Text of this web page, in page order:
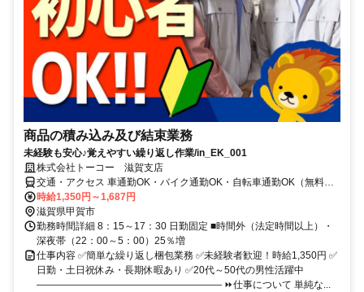
商品の積み込み及び結束業務
未経験も安心♪覚えやすい繰り返し作業/in_EK_001
株式会社トーコー 滋賀支店
交通・アクセス 車通勤OK・バイク通勤OK・自転車通勤OK（無料駐
車場完備）
時給1,350円～1,687円
滋賀県甲賀市
勤務時間詳細 8：15～17：30 日勤固定 ■時間外（法定時間以上）・
深夜帯（22：00～5：00）25％増
仕事内容 ✅簡単な繰り返し梱包業務 ✅未経験者歓迎！時給1,350円 ✅
日勤・土日祝休み・長期休暇あり ✅20代～50代の男性活躍中
――――――――――――――――――― ⏩仕事について 単純な...